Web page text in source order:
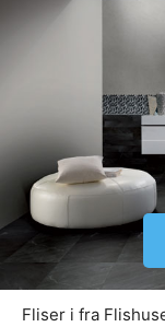
Fliser i fra